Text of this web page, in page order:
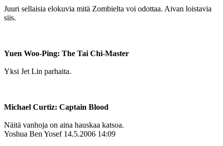
Juuri sellaisia elokuvia mitä Zombielta voi odottaa. Aivan loistavia
siis.
Yuen Woo-Ping: The Tai Chi-Master
Yksi Jet Lin parhaita.
Michael Curtiz: Captain Blood
Näitä vanhoja on aina hauskaa katsoa.
Yoshua Ben Yosef 14.5.2006 14:09